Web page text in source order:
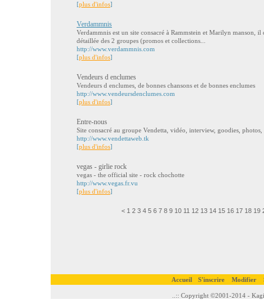
[plus d'infos]
Verdammnis
Verdammnis est un site consacré à Rammstein et Marilyn manson,
détaillée des 2 groupes (promos et collections...
http://www.verdammnis.com
[plus d'infos]
Vendeurs d enclumes
Vendeurs d enclumes, de bonnes chansons et de bonnes enclumes
http://www.vendeursdenclumes.com
[plus d'infos]
Entre-nous
Site consacré au groupe Vendetta, vidéo, interview, goodies,
http://www.vendettaweb.tk
[plus d'infos]
vegas - girlie rock
vegas - the official site - rock chochotte
http://www.vegas.fr.vu
[plus d'infos]
< 1 2 3 4 5 6 7 8 9 10 11 12 13 14 15 16 17 18 19
Accueil S'inscrire Modifier
..:: Copyright ©2001-2014 -